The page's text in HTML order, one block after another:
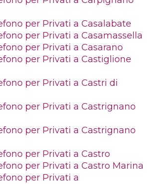
per Privati a Casalabate
per Privati a Casamassella
per Privati a Casarano
per Privati a Castiglione
per Privati a Castri di
per Privati a Castrignano
per Privati a Castrignano
per Privati a Castro
per Privati a Castro Marina
per Privati a